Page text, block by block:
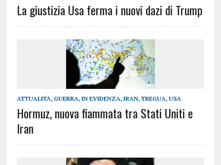
La giustizia Usa ferma i nuovi dazi di Trump
ATTUALITÀ, GUERRA, IN EVIDENZA, IRAN, TREGUA, USA
Hormuz, nuova fiammata tra Stati Uniti e
Iran